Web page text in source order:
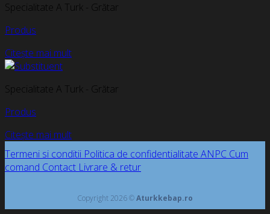
Specialitate A Turk - Grătar
Produs
Citește mai mult
Specialitate A Turk - Grătar
Produs
Citește mai mult
Termeni si conditii Politica de confidentialitate ANPC Cum
comand Contact Livrare & retur
Copyright 2026 ©Aturkkebap.ro